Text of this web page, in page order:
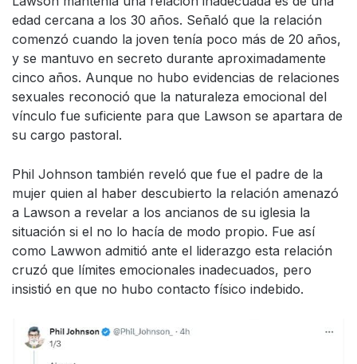
edad cercana a los 30 años. Señaló que la relación
comenzó cuando la joven tenía poco más de 20 años,
y se mantuvo en secreto durante aproximadamente
cinco años. Aunque no hubo evidencias de relaciones
sexuales reconoció que la naturaleza emocional del
vínculo fue suficiente para que Lawson se apartara de
su cargo pastoral.
Phil Johnson también reveló que fue el padre de la
mujer quien al haber descubierto la relación amenazó
a Lawson a revelar a los ancianos de su iglesia la
situación si el no lo hacía de modo propio. Fue así
como Lawwon admitió ante el liderazgo esta relación
cruzó que límites emocionales inadecuados, pero
insistió en que no hubo contacto físico indebido.